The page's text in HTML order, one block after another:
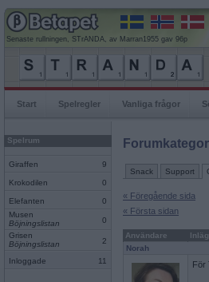
Senaste rullningen, STrANDA, av Marran1955 gav 96p
Start Spelregler Vanliga frågor
Spelrum
Giraffen 9
Krokodilen 0
Elefanten
0
Musen
Böjningslistan
0
Grisen
Böjningslistan
2
Inloggade 11
Snack Support
« Föregående sida
« Första sidan
Användare
Norah
För